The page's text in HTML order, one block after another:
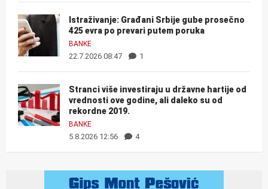
Istraživanje: Građani Srbije gube prosečno
425 evra po prevari putem poruka
BANKE
22.7.2026 08:47 1
Stranci više investiraju u državne hartije od
vrednosti ove godine, ali daleko su od
rekordne 2019.
BANKE
5.8.2026 12:56 4